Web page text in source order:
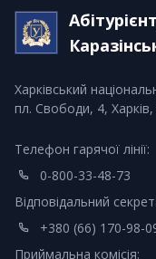
Харківський
пл. Свободи, 4,
Телефон гарячої лінії:
0-800-33-48-73
Відповідальний
+380 (66) 170-98-
Приймальна комісія: